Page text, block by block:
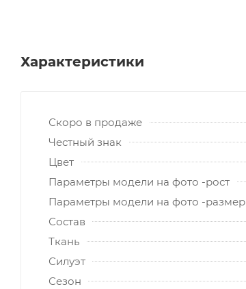
Характеристики
Скоро в продаже
Честный знак
Цвет
Параметры модели на фото -рост
Параметры модели на фото -размер
Состав
Ткань
Силуэт
Сезон